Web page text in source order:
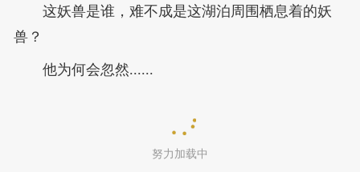
这妖兽是谁，难不成是这湖泊周围栖息着的妖
兽？
他为何会忽然......
努力加载中